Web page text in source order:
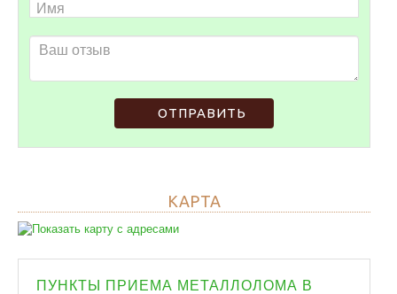
ОТПРАВИТЬ
КАРТА
ПУНКТЫ ПРИЕМА МЕТАЛЛОЛОМА В